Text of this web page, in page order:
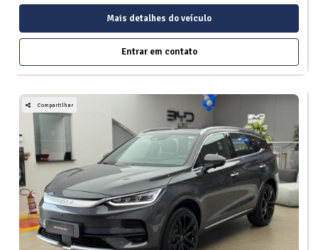
Mais detalhes do veículo
Entrar em contato
Compartilhar